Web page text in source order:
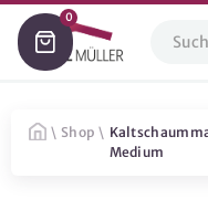
0
\ Shop \
Medium